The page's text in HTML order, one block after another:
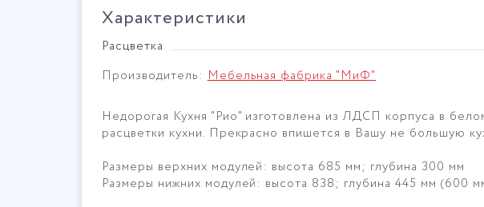
Характеристики
Расцветка
Производитель:Мебельная фабрика "МиФ"
Недорогая Кухня "Рио" изготовлена из ЛДСП корпуса в
расцветки кухни. Прекрасно впишется в Вашу не большую
Размеры верхних модулей: высота 685 мм; глубина 300 мм
Размеры нижних модулей: высота 838; глубина 445 мм (600